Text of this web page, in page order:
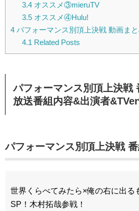
3.4オススメ③mieruTV
3.5オススメ④Hulu!
4 パフォーマンス別頂上決戦 動画ま
4.1Related Posts
パフォーマンス別頂上決戦
放送番組内容&出演者
パフォーマンス別頂上決戦
世界くらべてみたら×俺の右に出る
SP！木村拓哉参戦！